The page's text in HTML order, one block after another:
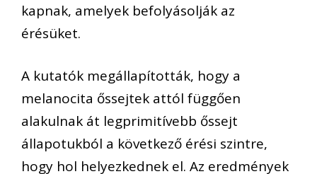
kapnak, amelyek befolyásolják az
érésüket.
A kutatók megállapították, hogy a
melanocita őssejtek attól függően
alakulnak át legprimitívebb őssejt
állapotukból a következő érési szintre,
hogy hol helyezkednek el. Az eredmények